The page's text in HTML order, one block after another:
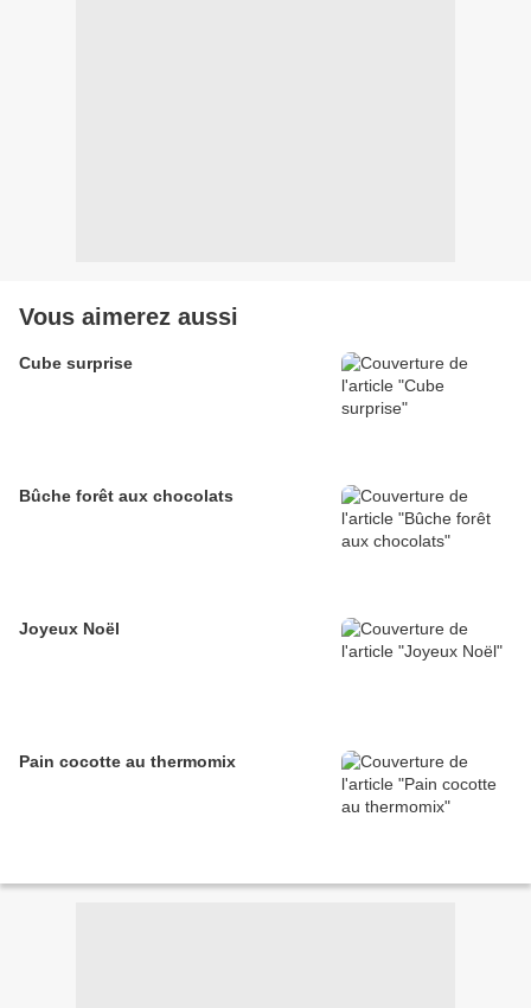
Vous aimerez aussi
Cube surprise
Bûche forêt aux chocolats
Joyeux Noël
Pain cocotte au thermomix